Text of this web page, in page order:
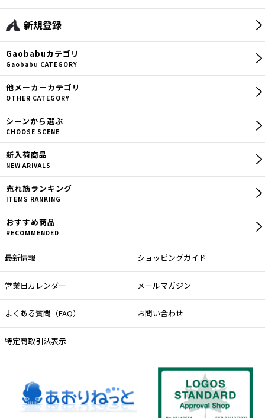
新規登録
Gaobabuカテゴリ
Gaobabu CATEGORY
他メーカーカテゴリ
OTHER CATEGORY
シーンから選ぶ
CHOOSE SCENE
新入荷商品
NEW ARIVALS
売れ筋ランキング
ITEMS RANKING
おすすめ商品
RECOMMENDED
最新情報 ショッピングガイド
営業日カレンダー メールマガジン
よくある質問（FAQ） お問い合わせ
特定商取引法表示